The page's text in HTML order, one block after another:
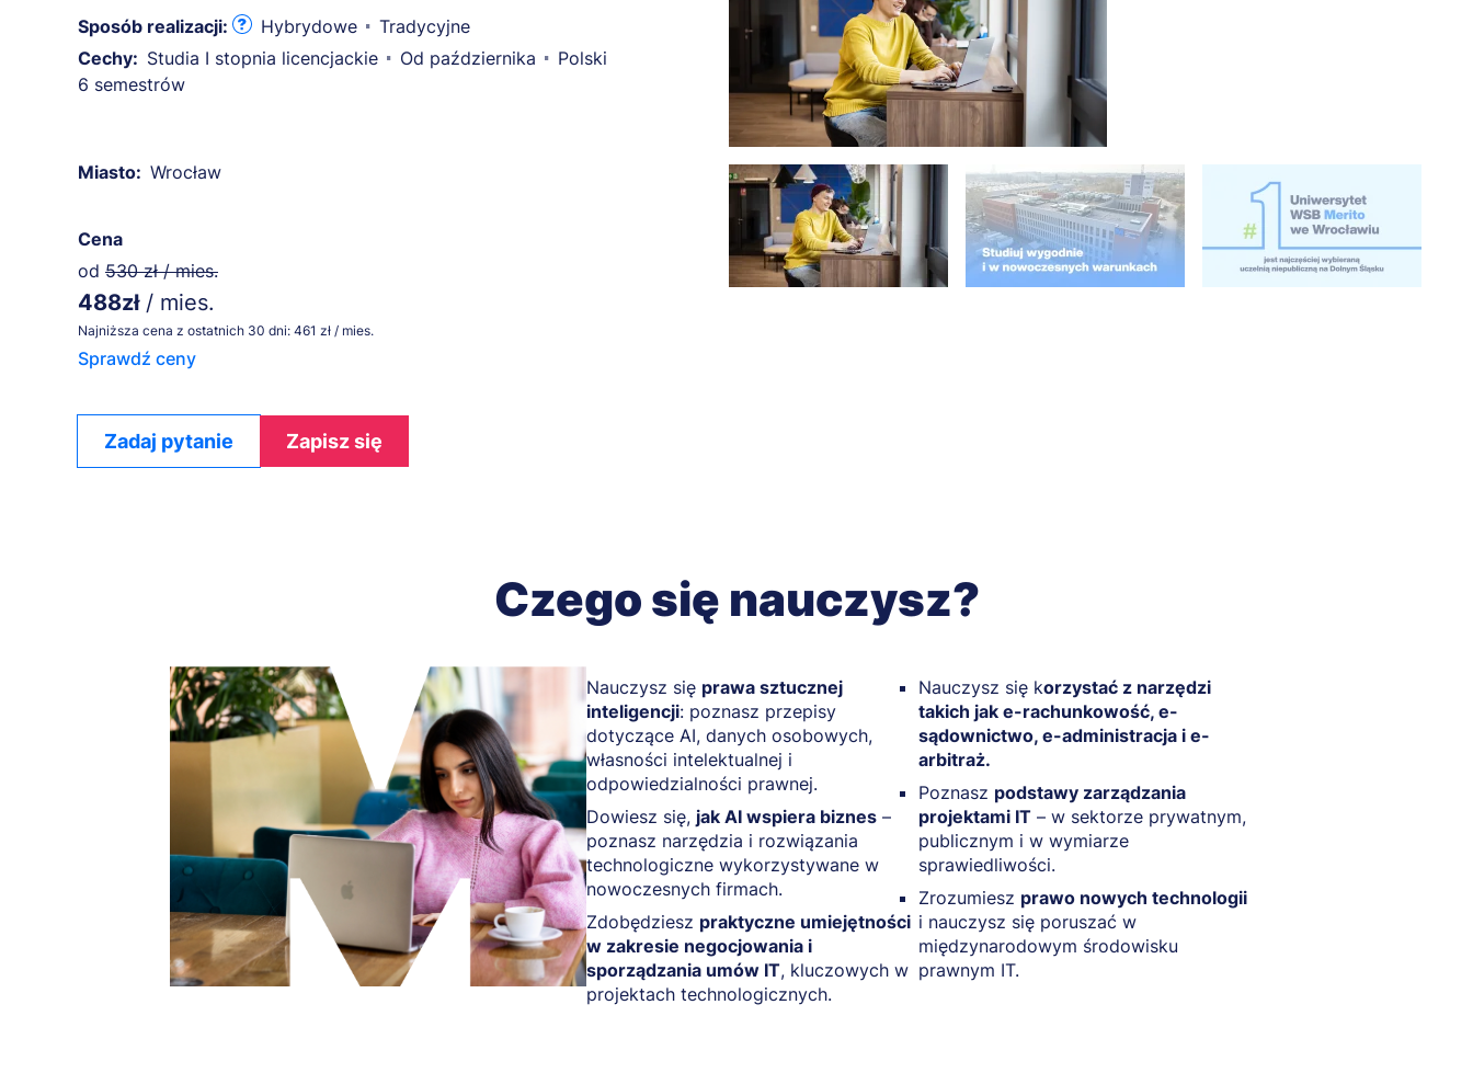
Sposób realizacji: Hybrydowe
Tradycyjne
Cechy: Studia I stopnia licencjackie Od października
Polski
6 semestrów
Miasto: Wrocław
Cena
od 530 zł / mies.
488zł / mies.
Najniższa cena z ostatnich 30 dni: 461 zł / mies.
Sprawdź ceny
Zadaj pytanie Zapisz się
Czego się nauczysz?
Nauczysz się prawa sztucznej
inteligencji: poznasz przepisy
dotyczące AI, danych osobowych,
własności intelektualnej i
odpowiedzialności prawnej.
Dowiesz się, jak AI wspiera biznes –
poznasz narzędzia i rozwiązania
technologiczne wykorzystywane w
nowoczesnych firmach.
Zdobędziesz praktyczne umiejętności
w zakresie negocjowania i
sporządzania umów IT, kluczowych w
projektach technologicznych.
Nauczysz się korzystać z narzędzi
takich jak e-rachunkowość, e-
sądownictwo, e-administracja i e-
arbitraż.
Poznasz podstawy zarządzania
projektami IT – w sektorze prywatnym,
publicznym i w wymiarze
sprawiedliwości.
Zrozumiesz prawo nowych technologii
i nauczysz się poruszać w
międzynarodowym środowisku
prawnym IT.